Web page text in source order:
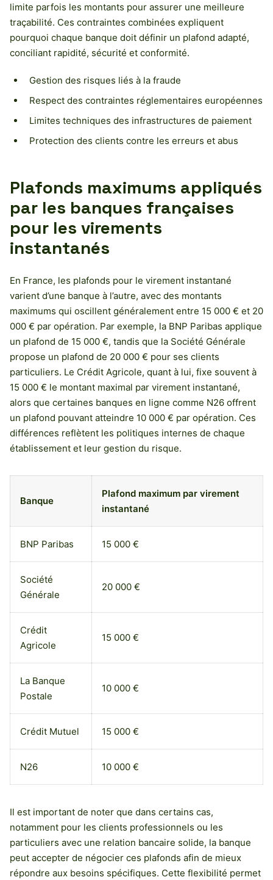
limite parfois les montants pour assurer une meilleure
traçabilité. Ces contraintes combinées expliquent
pourquoi chaque banque doit définir un plafond adapté,
conciliant rapidité, sécurité et conformité.
Gestion des risques liés à la fraude
Respect des contraintes réglementaires européennes
Limites techniques des infrastructures de paiement
Protection des clients contre les erreurs et abus
Plafonds maximums appliqués
par les banques françaises
pour les virements
instantanés
En France, les plafonds pour le virement instantané
varient d’une banque à l’autre, avec des montants
maximums qui oscillent généralement entre 15 000 € et 20
000 € par opération. Par exemple, la BNP Paribas applique
un plafond de 15 000 €, tandis que la Société Générale
propose un plafond de 20 000 € pour ses clients
particuliers. Le Crédit Agricole, quant à lui, fixe souvent à
15 000 € le montant maximal par virement instantané,
alors que certaines banques en ligne comme N26 offrent
un plafond pouvant atteindre 10 000 € par opération. Ces
différences reflètent les politiques internes de chaque
établissement et leur gestion du risque.
Banque
Plafond maximum par virement
instantané
BNP Paribas 15 000 €
Société
Générale
20 000 €
Crédit
Agricole
15 000 €
La Banque
Postale
10 000 €
Crédit Mutuel 15 000 €
N26 10 000 €
Il est important de noter que dans certains cas,
notamment pour les clients professionnels ou les
particuliers avec une relation bancaire solide, la banque
peut accepter de négocier ces plafonds afin de mieux
répondre aux besoins spécifiques. Cette flexibilité permet